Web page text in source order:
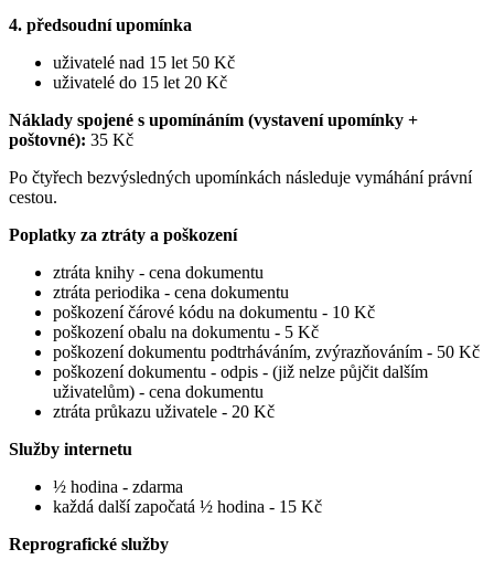
4. předsoudní upomínka
uživatelé nad 15 let 50 Kč
uživatelé do 15 let 20 Kč
Náklady spojené s upomínáním (vystavení upomínky +
poštovné): 35 Kč
Po čtyřech bezvýsledných upomínkách následuje vymáhání právní
cestou.
Poplatky za ztráty a poškození
ztráta knihy - cena dokumentu
ztráta periodika - cena dokumentu
poškození čárové kódu na dokumentu - 10 Kč
poškození obalu na dokumentu - 5 Kč
poškození dokumentu podtrháváním, zvýrazňováním - 50 Kč
poškození dokumentu - odpis - (již nelze půjčit dalším
uživatelům) - cena dokumentu
ztráta průkazu uživatele - 20 Kč
Služby internetu
½ hodina - zdarma
každá další započatá ½ hodina - 15 Kč
Reprografické služby